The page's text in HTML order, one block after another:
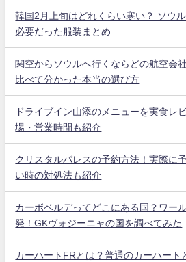
韓国2月上旬はどれくらい寒い？ ソウ
必要だった服装まとめ
関空からソウルへ行くならどの航空会
比べて分かった本当の選び方
ドライブイン山添のメニューを実食レ
場・営業時間も紹介
クリスタルパレスの予約方法！実際に
い時の対処法も紹介
カーボベルデってどこにある国？ワー
発！GKヴォジーニャの国を調べてみた
カーハートFRとは？普通のカーハート